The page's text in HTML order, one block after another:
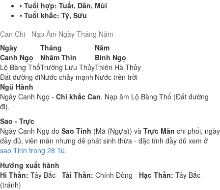
• Tuổi hợp: Tuất, Dần, Mùi
• Tuổi khắc: Tý, Sửu
Can Chi - Nạp Âm Ngày Tháng Năm
Ngày
Tháng
Năm
Canh Ngọ
Nhâm Thìn
Bính Ngọ
Lộ Bàng ThổTrường Lưu ThủyThiên Hà Thủy
Đất đường điNước chảy mạnh Nước trên trời
Ngũ Hành
Ngày Canh Ngọ - Chi khắc Can. Nạp âm Lộ Bàng Thổ (Đất đường
đi).
Sao - Trực
Ngày Canh Ngọ do Sao Tinh (Mã (Ngựa)) và Trực Mãn chi phối, ngày
đầy đủ, viên mãn nhưng dễ phát sinh thừa - đặc tính đầy đủ xem ở
sao Tinh trong 28 Tú.
Hướng xuất hành
Hỉ Thần: Tây Bắc - Tài Thần: Chính Đông - Hạc Thần: Tây Bắc
(tránh)